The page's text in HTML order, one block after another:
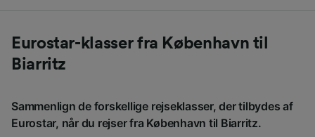
Eurostar-klasser fra København til
Biarritz
Sammenlign de forskellige rejseklasser, der tilbydes af
Eurostar, når du rejser fra København til Biarritz.